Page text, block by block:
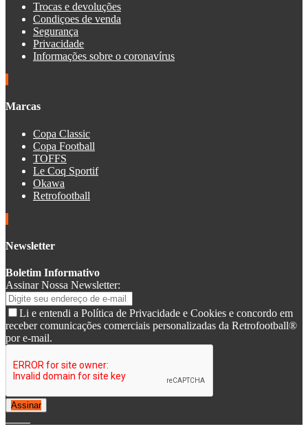
Trocas e devoluções
Condiçoes de venda
Segurança
Privacidade
Informações sobre o coronavírus
Marcas
Copa Classic
Copa Football
TOFFS
Le Coq Sportif
Okawa
Retrofootball
Newsletter
Boletim Informativo
Assinar Nossa Newsletter:
Li e entendi a Política de Privacidade e Cookies e concordo em
receber comunicações comerciais personalizadas da Retrofootball®
por e-mail.
Assinar